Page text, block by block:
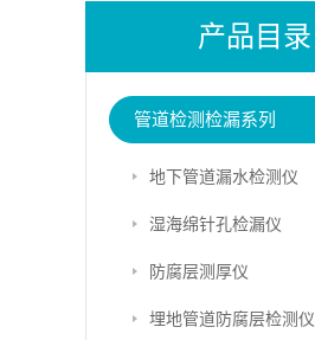
产品目录
管道检测检漏系列
地下管道漏水检测仪
湿海绵针孔检漏仪
防腐层测厚仪
埋地管道防腐层检测仪